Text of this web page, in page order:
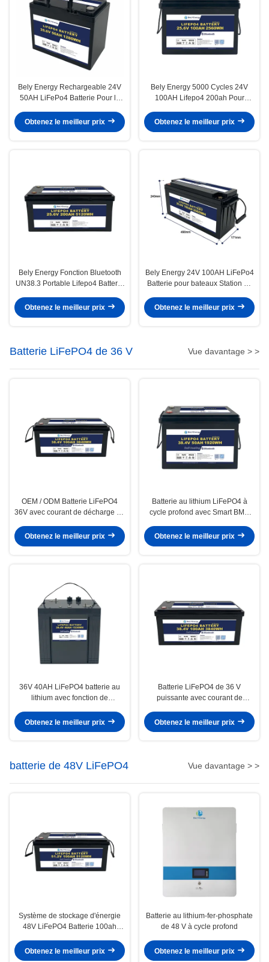
Bely Energy Rechargeable 24V
50AH LiFePo4 Batterie Pour la
Obtenez le meilleur prix
Bely Energy 5000 Cycles 24V
100AH Lifepo4 200ah Pour
EV
Obtenez le meilleur prix
Bely Energy Fonction Bluetooth
UN38.3 Portable Lifepo4 Batterie
Obtenez le meilleur prix
Bely Energy 24V 100AH LiFePo4
Batterie pour bateaux Station de
Obtenez le meilleur prix
Batterie LiFePO4 de 36 V Vue davantage > >
OEM / ODM Batterie LiFePO4
36V avec courant de décharge de
maritimes à haute puissance
Obtenez le meilleur prix
Batterie au lithium LiFePO4 à
cycle profond avec Smart BMS
marine et navale 36V 50AH
Obtenez le meilleur prix
36V 40AH LiFePO4 batterie au
lithium avec fonction de
chariots de golf
Obtenez le meilleur prix
Batterie LiFePO4 de 36 V
puissante avec courant de
applications marines à haute
puissance
Obtenez le meilleur prix
batterie de 48V LiFePO4 Vue davantage > >
Système de stockage d'énergie
48V LiFePO4 Batterie 100ah
maximal 100A Et Bluetooth en
option
Obtenez le meilleur prix
Batterie au lithium-fer-phosphate
de 48 V à cycle profond
Obtenez le meilleur prix